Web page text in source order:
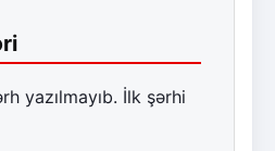
yazılmayıb. İlk şərhi